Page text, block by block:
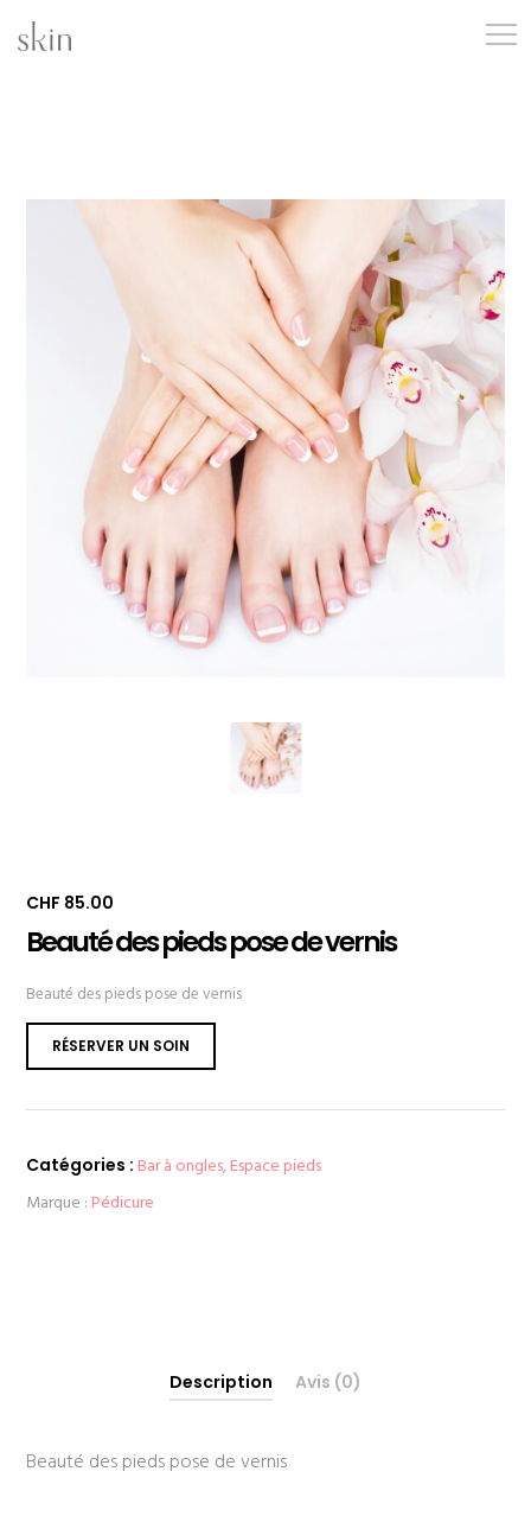
CHF 85.00
Beauté des pieds pose de vernis
Beauté des pieds pose de vernis
RÉSERVER UN SOIN
Catégories : Bar à ongles,Espace pieds
Marque : Pédicure
Description Avis (0)
Beauté des pieds pose de vernis